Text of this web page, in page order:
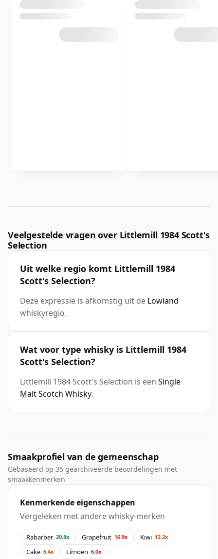
Veelgestelde vragen over Littlemill 1984 Scott's
Selection
Uit welke regio komt Littlemill 1984
Scott's Selection?
Deze expressie is afkomstig uit de Lowland
whiskyregio.
Wat voor type whisky is Littlemill 1984
Scott's Selection?
Littlemill 1984 Scott's Selection is een Single
Malt Scotch Whisky.
Smaakprofiel van de gemeenschap
Gebaseerd op 35 gearchiveerde beoordelingen met
smaakkenmerken
Kenmerkende eigenschappen
Vergeleken met andere whisky-merken
Rabarber 29.8x Grapefruit 16.9x Kiwi 12.2x
Cake 6.4x Limoen 6.0x